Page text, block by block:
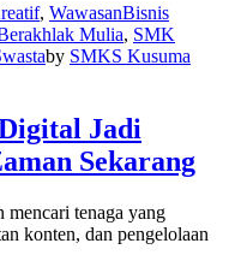
, WawasanBisnis
Mulia, SMK
by SMKS Kusuma
Jadi
Sekarang
mencari tenaga yang
konten, dan pengelolaan